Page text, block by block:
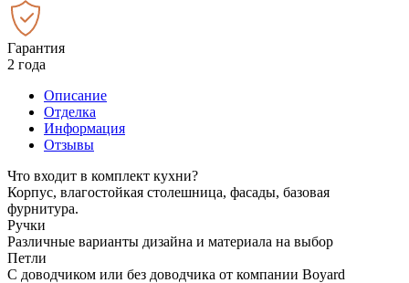
Гарантия
2 года
Описание
Отделка
Информация
Отзывы
Что входит в комплект кухни?
Корпус, влагостойкая столешница, фасады, базовая
фурнитура.
Ручки
Различные варианты дизайна и материала на выбор
Петли
С доводчиком или без доводчика от компании Boyard